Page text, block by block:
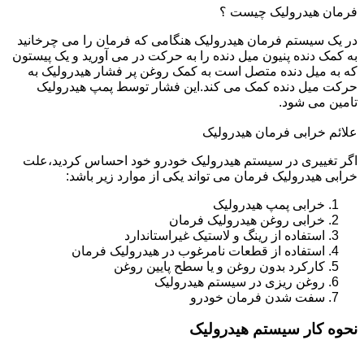
فرمان هیدرولیک چیست ؟
در یک سیستم فرمان هیدرولیک هنگامی که فرمان را می چرخانید
به کمک دنده پنیون میل دنده را به حرکت در می آورید و یک پیستون
که به میل دنده متصل است به کمک روغن پر فشار هیدرولیک به
حرکت میل دنده کمک می کند.این فشار توسط پمپ هیدرولیک
تامین می شود.
علائم خرابی فرمان هیدرولیک
اگر تغییری در سیستم هیدرولیک خودرو خود احساس کردید،علت
خرابی هیدرولیک فرمان می تواند یکی از موارد زیر باشد:
خرابی پمپ هیدرولیک
خرابی روغن هیدرولیک فرمان
استفاده از رینگ و لاستیک غیراستاندارد
استفاده از قطعات نامرغوب در هیدرولیک فرمان
کارکرد بدون روغن و یا سطح پایین روغن
روغن ریزی در سیستم هیدرولیک
سفت شدن فرمان خودرو
نحوه کار سیستم هیدرولیک